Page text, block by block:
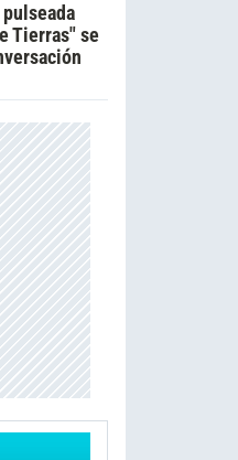
Tierras" se